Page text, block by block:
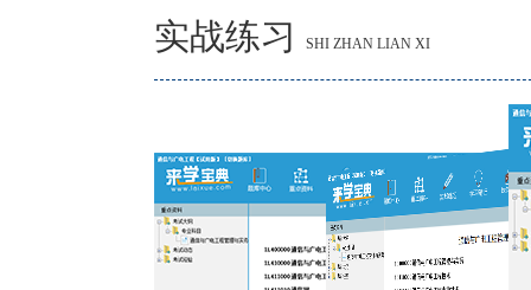
实战练习 SHI ZHAN LIAN XI